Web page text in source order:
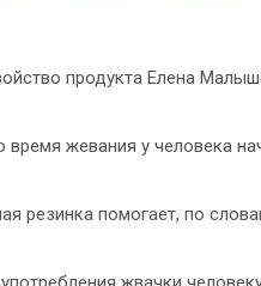
продукта Елена
жевания у человека
резинка помогает, по